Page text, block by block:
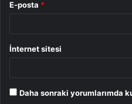
E-posta *
İnternet sitesi
Daha sonraki yorumlarımda